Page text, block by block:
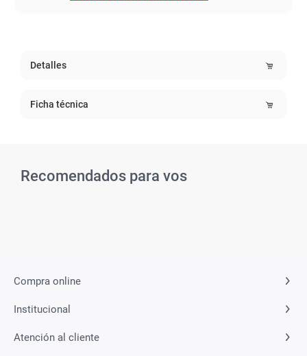
Detalles
Ficha técnica
Recomendados para vos
Compra online
Institucional
Atención al cliente